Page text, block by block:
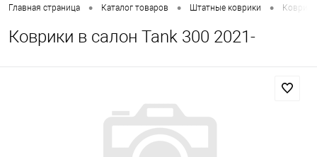
Главная страница • Каталог товаров • Штатные коврики •
Коврики в салон Tank 300 2021-